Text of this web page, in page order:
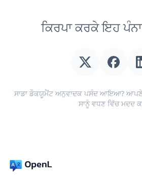
ਕਿਰਪਾ ਕਰਕੇ ਇਹ
ਸਾਡਾ ਡੌਕਯੂਮੈਂਟ ਅਨੁਵਾਦਕ ਪਸੰਦ ਆਇਆ? ਆਪਣੇ
ਸਾਨੂੰ ਵਧਣ ਵਿੱਚ ਮਦਦ